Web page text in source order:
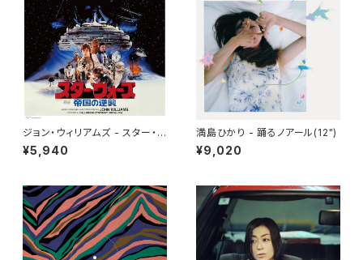
ジョン・ウィリアムズ - スター・ウ
ォーズ／帝国の逆襲 (オリジナ
ル・サウンドトラック) (2LP)
¥5,940
満島ひかり - 踊るノアール(12")
¥9,020